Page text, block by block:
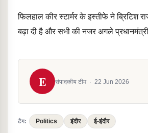
फिलहाल कीर स्टार्मर के इस्तीफे ने ब्रिटिश
बढ़ा दी है और सभी की नजर अगले
E संपादकीय टीम · 22 Jun 2026
टैग: Politics इंदौर ई-इंदौर